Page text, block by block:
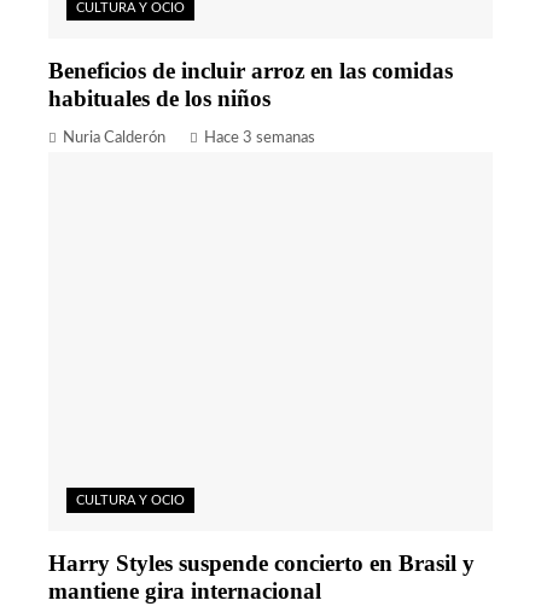
CULTURA Y OCIO
Beneficios de incluir arroz en las comidas
habituales de los niños
Nuria Calderón Hace 3 semanas
CULTURA Y OCIO
Harry Styles suspende concierto en Brasil y
mantiene gira internacional